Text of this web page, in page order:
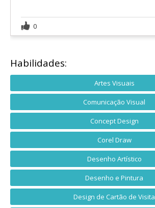
0
Habilidades:
Artes Visuais
Comunicação Visual
Concept Design
Corel Draw
Desenho Artístico
Desenho e Pintura
Design de Cartão de Visita